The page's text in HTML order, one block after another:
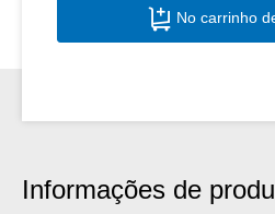
No carrinho
Informações de